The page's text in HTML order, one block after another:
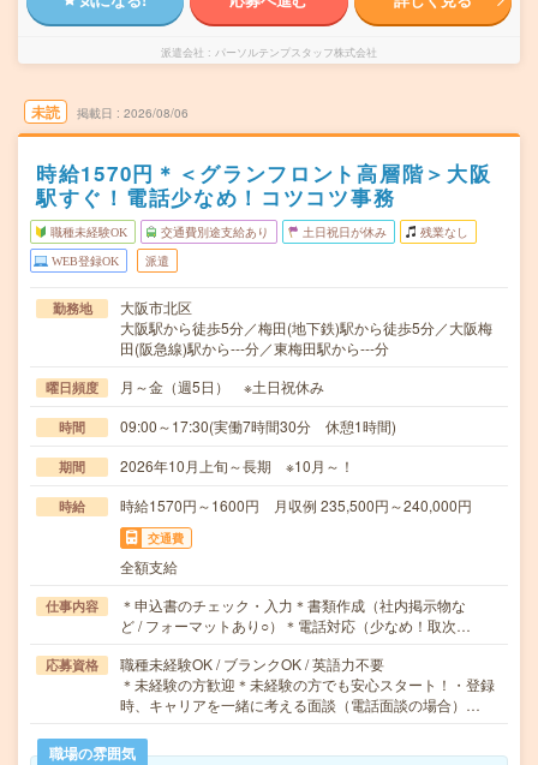
派遣会社 パーソルテンプスタッフ株式会社
未読 掲載日 2026/08/06
時給1570円＊＜グランフロント高層階＞大阪
駅すぐ！電話少なめ！コツコツ事務
職種未経験OK 交通費別途支給あり 土日祝日が休み 残業なし
WEB登録OK 派遣
勤務地
大阪市北区
大阪駅から徒歩5分／梅田(地下鉄)駅から徒歩5分／大阪梅
田(阪急線)駅から---分／東梅田駅から---分
曜日頻度 月～金（週5日） ※土日祝休み
時間 09:00～17:30(実働7時間30分 休憩1時間)
期間 2026年10月上旬～長期 ※10月～！
時給 時給1570円～1600円 月収例 235,500円～240,000円
交通費
全額支給
仕事内容
＊申込書のチェック・入力＊書類作成（社内掲示物な
ど / フォーマットあり○）＊電話対応（少なめ！取次…
応募資格
職種未経験OK / ブランクOK / 英語力不要
＊未経験の方歓迎＊未経験の方でも安心スタート！・登録
時、キャリアを一緒に考える面談（電話面談の場合）…
職場の雰囲気